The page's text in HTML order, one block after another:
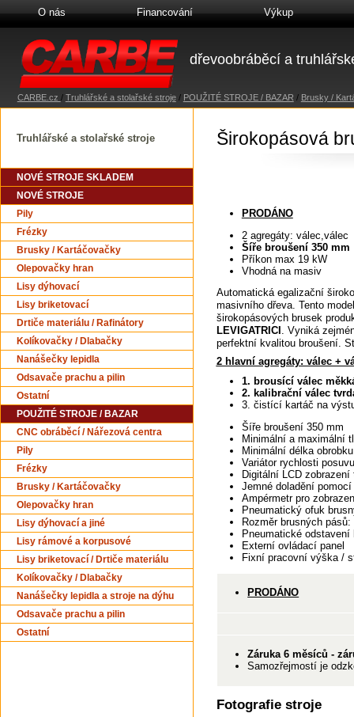
O nás Financování Výkup
dřevoobráběcí a
CARBE.cz / Truhlářské a stolařské stroje / POUŽITÉ STROJE / BAZAR / Brusky /
Truhlářské a stolařské stroje
NOVÉ STROJE SKLADEM
NOVÉ STROJE
Pily
Frézky
Brusky / Kartáčovačky
Olepovačky hran
Lisy dýhovací
Lisy briketovací
Drtiče materiálu / Rafinátory
Kolíkovačky / Dlabačky
Nanášečky lepidla
Odsavače prachu a pilin
Ostatní
POUŽITÉ STROJE / BAZAR
CNC obráběcí / Nářezová centra
Pily
Frézky
Brusky / Kartáčovačky
Olepovačky hran
Lisy dýhovací a jiné
Lisy rámové a korpusové
Lisy briketovací / Drtiče materiálu
Kolíkovačky / Dlabačky
Nanášečky lepidla a stroje na dýhu
Odsavače prachu a pilin
Ostatní
Širokopásová
PRODÁNO
2 agregáty: válec,válec
Šíře broušení 350 mm
Příkon max 19 kW
Vhodná na masiv
Automatická egalizační
masivního dřeva. Tento
širokopásových brusek
LEVIGATRICI . Vyniká
perfektní kvalitou broušení.
2 hlavní agregáty: válec +
1. brousící válec
2. kalibrační válec
3. čistící kartáč na
Šíře broušení 350 mm
Minimální a maximální
Minimální délka
Variátor rychlosti
Digitální LCD
Jemné doladění
Ampérmetr pro
Pneumatický ofuk
Rozměr brusných
Pneumatické odstavení
Externí ovládací panel
Fixní pracovní výška /
PRODÁNO
Záruka 6 měsíců -
Samozřejmostí je
Fotografie stroje